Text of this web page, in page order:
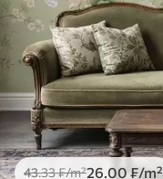
43.33₣/m²26.00 ₣/m²